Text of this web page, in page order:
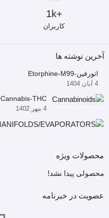
+1k
کاربران
آخرین نوشته ها
اتورفین-Etorphine-M99
4 آبان 1404
Cannabis-THC
4 مهر 1402
محصولات ویژه
محصولی پیدا نشد!
عضویت در خبرنامه